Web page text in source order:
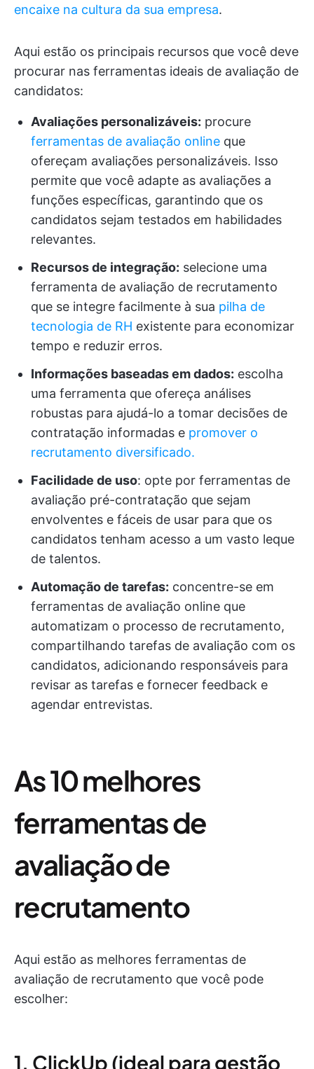
encaixe na cultura da sua empresa.
Aqui estão os principais recursos que você deve
procurar nas ferramentas ideais de avaliação de
candidatos:
Avaliações personalizáveis: procure
ferramentas de avaliação online que
ofereçam avaliações personalizáveis. Isso
permite que você adapte as avaliações a
funções específicas, garantindo que os
candidatos sejam testados em habilidades
relevantes.
Recursos de integração: selecione uma
ferramenta de avaliação de recrutamento
que se integre facilmente à sua pilha de
tecnologia de RH existente para economizar
tempo e reduzir erros.
Informações baseadas em dados: escolha
uma ferramenta que ofereça análises
robustas para ajudá-lo a tomar decisões de
contratação informadas e promover o
recrutamento diversificado.
Facilidade de uso: opte por ferramentas de
avaliação pré-contratação que sejam
envolventes e fáceis de usar para que os
candidatos tenham acesso a um vasto leque
de talentos.
Automação de tarefas: concentre-se em
ferramentas de avaliação online que
automatizam o processo de recrutamento,
compartilhando tarefas de avaliação com os
candidatos, adicionando responsáveis para
revisar as tarefas e fornecer feedback e
agendar entrevistas.
As 10 melhores
ferramentas de
avaliação de
recrutamento
Aqui estão as melhores ferramentas de
avaliação de recrutamento que você pode
escolher:
1. ClickUp (ideal para gestão